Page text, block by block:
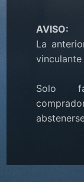
AVISO:
La
Solo